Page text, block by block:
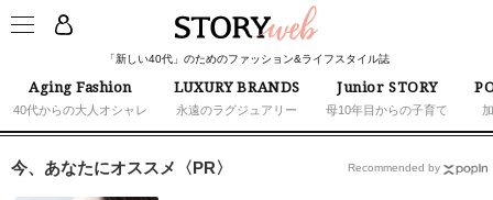
「新しい40代」のためのファッション&ライフスタイル誌
Aging Fashion
40代からの大人オシャレ
LUXURY BRANDS
永遠のラグジュアリー
Junior STORY
母10年目からの子育て
今、あなたにオススメ〈PR〉 Recommended by